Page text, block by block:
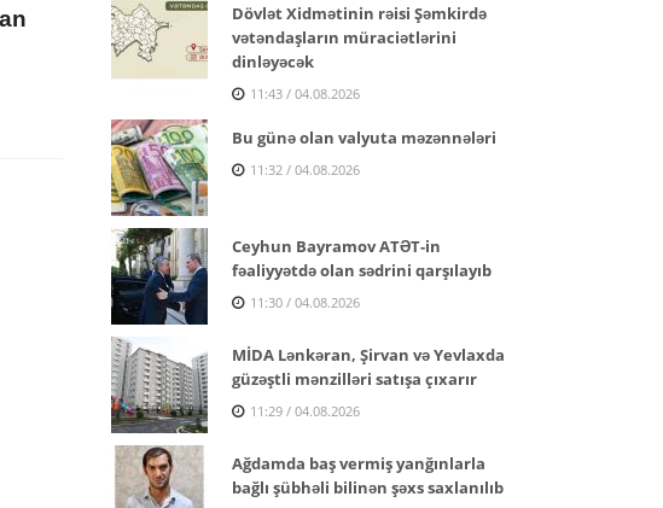
Dövlət Xidmətinin rəisi Şəmkirdə
vətəndaşların müraciətlərini
dinləyəcək
11:43 / 04.08.2026
Bu günə olan valyuta məzənnələri
11:32 / 04.08.2026
Ceyhun Bayramov ATƏT-in
fəaliyyətdə olan sədrini qarşılayıb
11:30 / 04.08.2026
MİDA Lənkəran, Şirvan və Yevlaxda
güzəştli mənzilləri satışa çıxarır
11:29 / 04.08.2026
Ağdamda baş vermiş yanğınlarla
bağlı şübhəli bilinən şəxs saxlanılıb